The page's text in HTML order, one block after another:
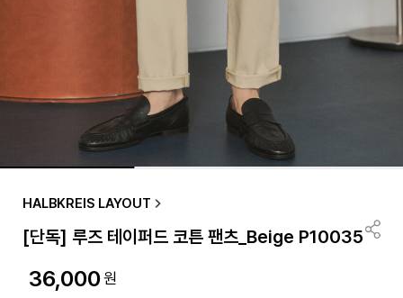
HALBKREIS LAYOUT
[단독] 루즈 테이퍼드 코튼 팬츠_Beige P10035
36,000원